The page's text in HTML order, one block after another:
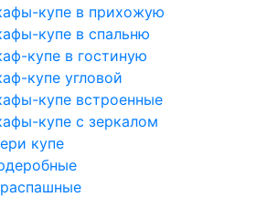
купе в прихожую
купе в спальню
купе в гостиную
купе угловой
купе встроенные
купе с зеркалом
купе